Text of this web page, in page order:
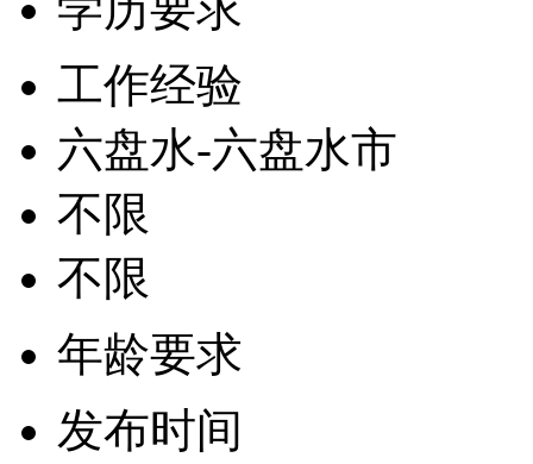
工作经验
六盘水-六盘水市
不限
不限
年龄要求
发布时间